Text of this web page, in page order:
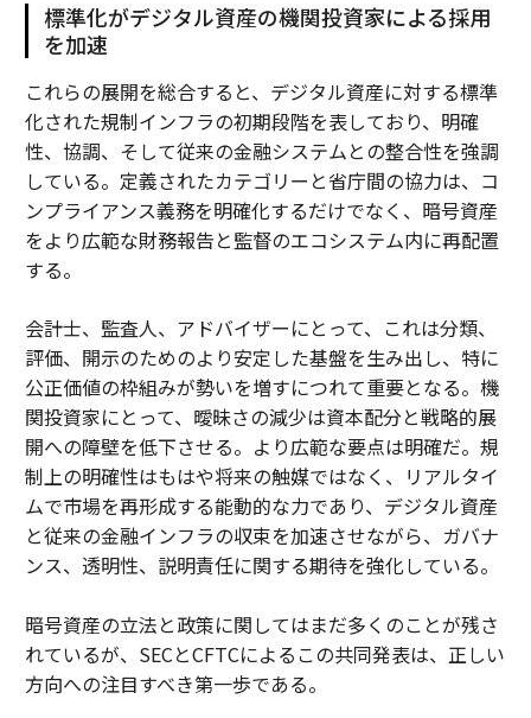
標準化がデジタル資産の機関投資家による採用
を加速
これらの展開を総合すると、デジタル資産に対する標準
化された規制インフラの初期段階を表しており、明確
性、協調、そして従来の金融システムとの整合性を強調
している。定義されたカテゴリーと省庁間の協力は、コ
ンプライアンス義務を明確化するだけでなく、暗号資産
をより広範な財務報告と監督のエコシステム内に再配置
する。
会計士、監査人、アドバイザーにとって、これは分類、
評価、開示のためのより安定した基盤を生み出し、特に
公正価値の枠組みが勢いを増すにつれて重要となる。機
関投資家にとって、曖昧さの減少は資本配分と戦略的展
開への障壁を低下させる。より広範な要点は明確だ。規
制上の明確性はもはや将来の触媒ではなく、リアルタイ
ムで市場を再形成する能動的な力であり、デジタル資産
と従来の金融インフラの収束を加速させながら、ガバナ
ンス、透明性、説明責任に関する期待を強化している。
暗号資産の立法と政策に関してはまだ多くのことが残さ
れているが、SECとCFTCによるこの共同発表は、正しい
方向への注目すべき第一歩である。